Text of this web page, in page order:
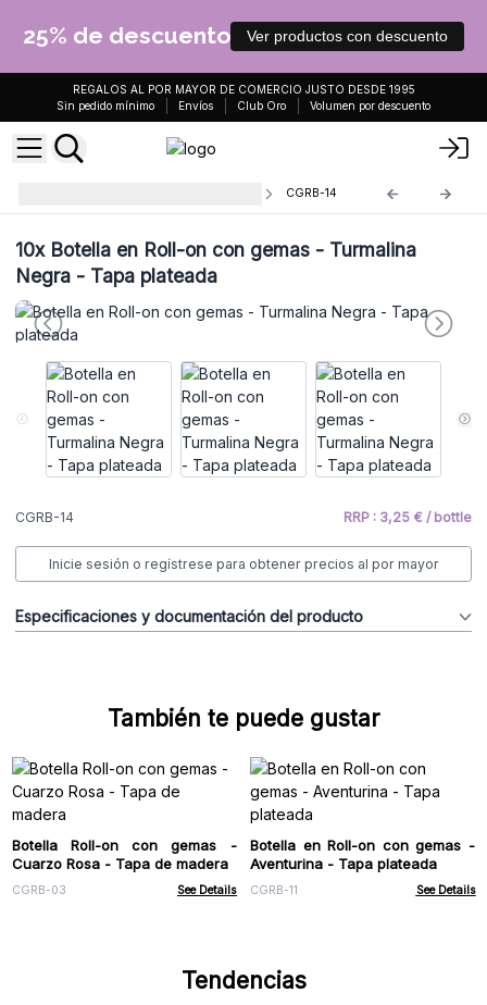
25% de descuento Ver productos con descuento
REGALOS AL POR MAYOR DE COMERCIO JUSTO DESDE 1995
Sin pedido mínimo
Envíos Club Oro Volumen por descuento
CGRB-14
10xBotella en Roll-on con gemas - Turmalina
Negra - Tapa plateada
CGRB-14 RRP : 3,25 € / bottle
Inicie sesión o regístrese para obtener precios al por mayor
Especificaciones y documentación del producto
También te puede gustar
Botella Roll-on con gemas -
Cuarzo Rosa - Tapa de madera
CGRB-03 See Details
Botella en Roll-on con gemas -
Aventurina - Tapa plateada
CGRB-11 See Details
Tendencias